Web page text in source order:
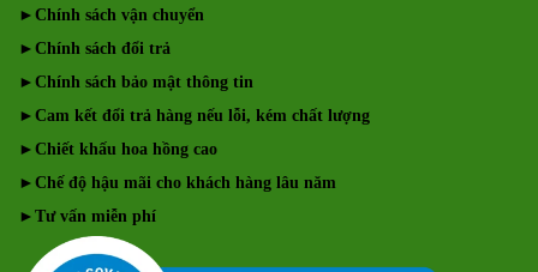
► Chính sách vận chuyển
► Chính sách đổi trả
► Chính sách bảo mật thông tin
► Cam kết đổi trả hàng nếu lỗi, kém chất lượng
► Chiết khấu hoa hồng cao
► Chế độ hậu mãi cho khách hàng lâu năm
► Tư vấn miễn phí